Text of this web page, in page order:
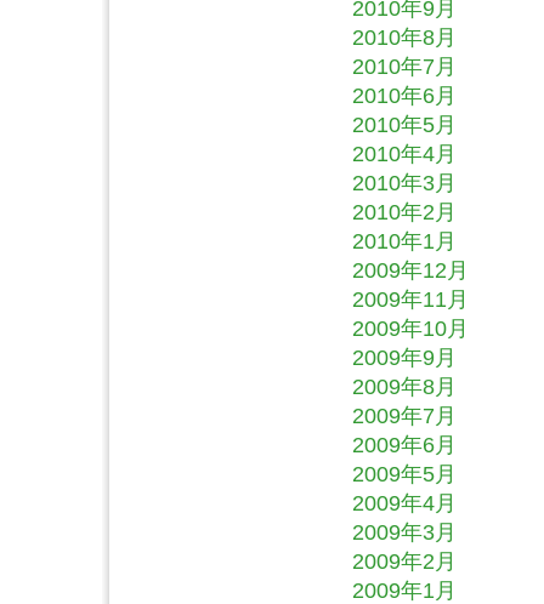
2010年9月
2010年8月
2010年7月
2010年6月
2010年5月
2010年4月
2010年3月
2010年2月
2010年1月
2009年12月
2009年11月
2009年10月
2009年9月
2009年8月
2009年7月
2009年6月
2009年5月
2009年4月
2009年3月
2009年2月
2009年1月